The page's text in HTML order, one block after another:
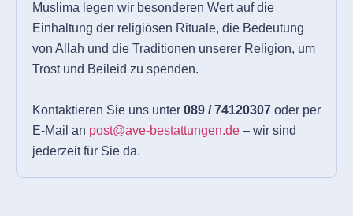
Muslima legen wir besonderen Wert auf die
Einhaltung der religiösen Rituale, die Bedeutung
von Allah und die Traditionen unserer Religion, um
Trost und Beileid zu spenden.
Kontaktieren Sie uns unter 089 / 74120307 oder per
E-Mail an post@ave-bestattungen.de – wir sind
jederzeit für Sie da.